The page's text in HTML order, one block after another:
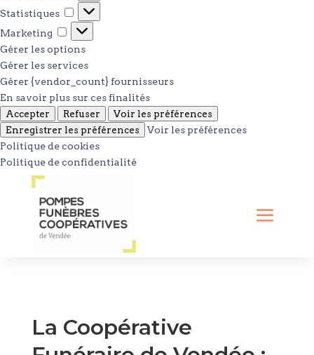
Statistiques Statistiques
Marketing
Marketing
Gérer les options
Gérer les services
Gérer {vendor_count} fournisseurs
En savoir plus sur ces finalités
Accepter
Refuser
Voir les préférences
Enregistrer les préférences
Voir les préférences
Politique de cookies
Politique de confidentialité
La Coopérative